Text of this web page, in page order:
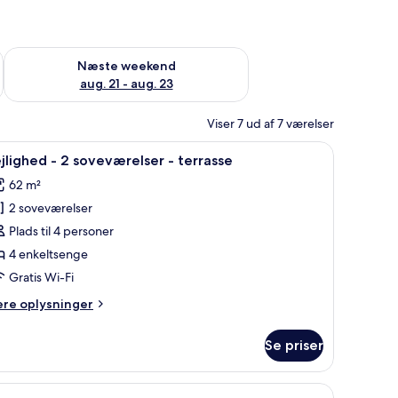
14 - aug. 16
Næste weekend
aug. 21 - aug. 23
Tjek tilgængelighed for næste weekend aug. 21 - aug. 23
Viser 7 ud af 7 værelser
en stol, et spejl og en aircondition.En balkon med hvide stole og et bord, en
5 - 2 soveværelser - terrasse
62 m²
2 soveværelser
Plads til 4 personer
4 enkeltsenge
Gratis Wi-Fi
oplysninger
Se priser
på bordet.